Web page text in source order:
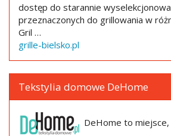
dostęp do starannie
przeznaczonych do grillowania w
Gril …
grille-bielsko.pl
Tekstylia domowe DeHome
DeHome to